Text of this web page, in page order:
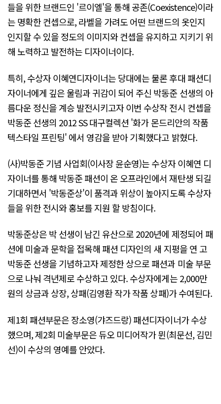
들을 위한 브랜드인 '르이엘'을 통해 공존(Coexistence)이라
는 명확한 컨셉으로, 라벨을 가려도 어떤 브랜드의 옷인지
인지할 수 있을 정도의 이미지와 컨셉을 유지하고 지키기 위
해 노력하고 발전하는 디자이너이다.
특히, 수상자 이혜연디자이너는 당대에는 물론 후대 패션디
자이너에게 깊은 울림과 귀감이 되어 주신 박동준 선생의 아
름다운 정신을 계승 발전시키고자 이번 수상작 전시 컨셉을
박동준 선생의 2012 SS 대구컬렉션 '화가 몬드리안의 작품
텍스타일 프린팅' 에서 영감을 받아 기획했다고 밝혔다.
(사)박동준 기념 사업회(이사장 윤순영)는 수상자 이혜연 디
자이너를 통해 박동준 패션이 온 오프라인에서 재탄생 되길
기대하면서 '박동준상'이 품격과 위상이 높아지도록 수상자
들을 위한 전시와 홍보를 지원 할 방침이다.
박동준상은 박 선생이 남긴 유산으로 2020년에 제정되어 패
션에 미술과 문학을 접목해 패션 디자인의 새 지평을 연 고
박동준 선생을 기념하고자 제정한 상으로 패션과 미술 부문
으로 나눠 격년제로 수상하고 있다. 수상자에게는 2,000만
원의 상금과 상장, 상패(김영환 작가 작품 상패)가 수여된다.
제1회 패션부문은 장소영(갸즈드랑) 패션디자이너가 수상
했으며, 제2회 미술부문은 듀오 미디어작가 뮌(최문선, 김민
선)이 수상의 영예를 안았다.